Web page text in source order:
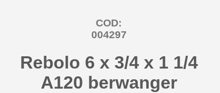
COD:
004297
Rebolo 6 x 3/4 x 1 1/4
A120 berwanger